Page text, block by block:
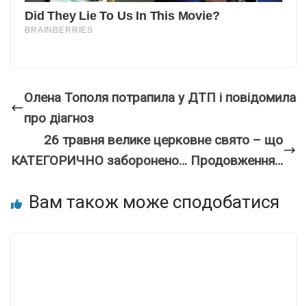
Олена Тополя потрапила у ДТП і повідомила
про діагноз
26 травня велике церковне свято – що
КАТЕГОРИЧНО заборонено… Продовження…
Вам також може сподобатися